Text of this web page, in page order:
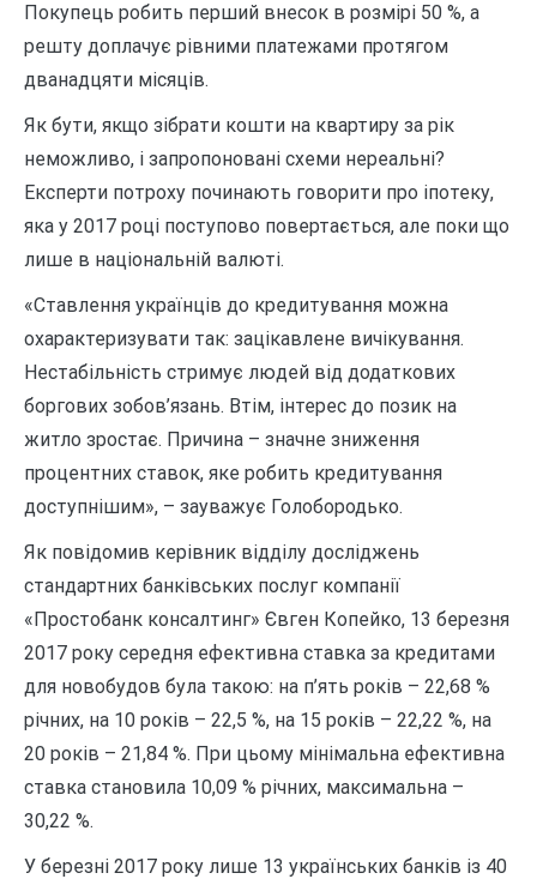
Покупець робить перший внесок в розмірі 50 %, а
решту доплачує рівними платежами протягом
дванадцяти місяців.
Як бути, якщо зібрати кошти на квартиру за рік
неможливо, і запропоновані схеми нереальні?
Експерти потроху починають говорити про іпотеку,
яка у 2017 році поступово повертається, але поки що
лише в національній валюті.
«Ставлення українців до кредитування можна
охарактеризувати так: зацікавлене вичікування.
Нестабільність стримує людей від додаткових
боргових зобов’язань. Втім, інтерес до позик на
житло зростає. Причина – значне зниження
процентних ставок, яке робить кредитування
доступнішим», – зауважує Голобородько.
Як повідомив керівник відділу досліджень
стандартних банківських послуг компанії
«Простобанк консалтинг» Євген Копейко, 13 березня
2017 року середня ефективна ставка за кредитами
для новобудов була такою: на п’ять років – 22,68 %
річних, на 10 років – 22,5 %, на 15 років – 22,22 %, на
20 років – 21,84 %. При цьому мінімальна ефективна
ставка становила 10,09 % річних, максимальна –
30,22 %.
У березні 2017 року лише 13 українських банків із 40